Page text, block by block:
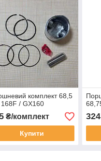
комплект 68,5
/ GX160
₴/комплект
Купити
324